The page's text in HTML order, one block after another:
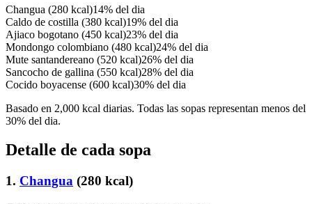
Changua (280 kcal)14% del dia
Caldo de costilla (380 kcal)19% del dia
Ajiaco bogotano (450 kcal)23% del dia
Mondongo colombiano (480 kcal)24% del dia
Mute santandereano (520 kcal)26% del dia
Sancocho de gallina (550 kcal)28% del dia
Cocido boyacense (600 kcal)30% del dia
Basado en 2,000 kcal diarias. Todas las sopas representan menos del
30% del dia.
Detalle de cada sopa
1. Changua (280 kcal)